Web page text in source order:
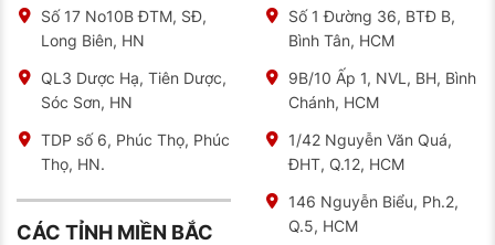
Chất lượng dịch vụ cao.
Đội ngũ kỹ thuật viên giàu kinh nghiệm, được đào
tạo bài bản.
Lưu ý: Giá sản phẩm có thể thay đổi theo từng thời
điểm tùy vào chính sách nhà cung cấp, chương trình
khuyến mãi hoặc biến động thị trường. Quý khách vui
lòng liên hệ trực tiếp để được cập nhật thông tin giá
mới nhất và chính xác nhất.
Số 17 No10B ĐTM, SĐ,
Long Biên, HN
QL3 Dược Hạ, Tiên Dược,
Sóc Sơn, HN
TDP số 6, Phúc Thọ, Phúc
Thọ, HN.
CÁC TỈNH MIỀN BẮC
Số 1 Đường 36, BTĐ B,
Bình Tân, HCM
9B/10 Ấp 1, NVL, BH, Bình
Chánh, HCM
1/42 Nguyễn Văn Quá,
ĐHT, Q.12, HCM
146 Nguyễn Biểu, Ph.2,
Q.5, HCM